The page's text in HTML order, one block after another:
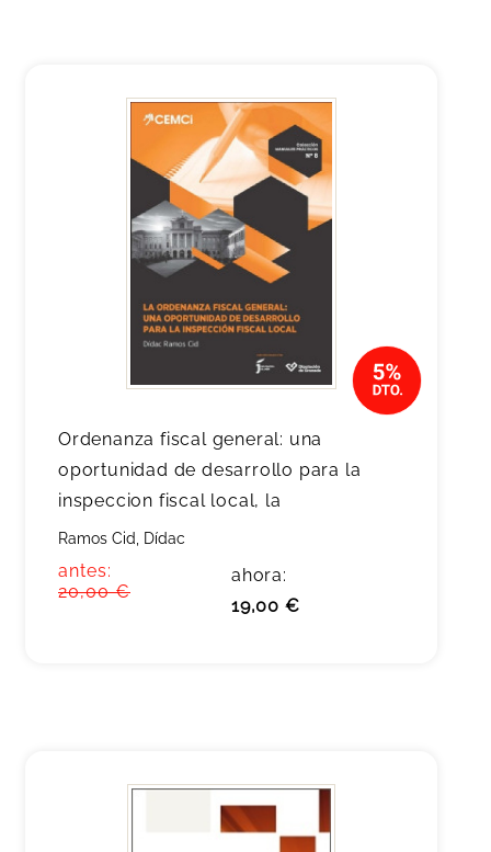
Ordenanza fiscal general: una
oportunidad de desarrollo para la
inspeccion fiscal local, la
Ramos Cid, Dídac
antes:
20,00 €
ahora:
19,00 €